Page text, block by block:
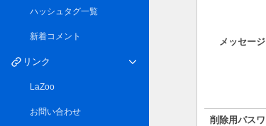
ハッシュタグ一覧
新着コメント
リンク
LaZoo
お問い合わせ
メッセージ
削除用パスワ